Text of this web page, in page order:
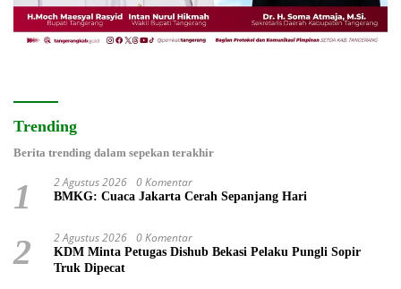
Trending
Berita trending dalam sepekan terakhir
1 2 Agustus 2026 0 Komentar
BMKG: Cuaca Jakarta Cerah Sepanjang Hari
2 2 Agustus 2026 0 Komentar
KDM Minta Petugas Dishub Bekasi Pelaku Pungli Sopir
Truk Dipecat